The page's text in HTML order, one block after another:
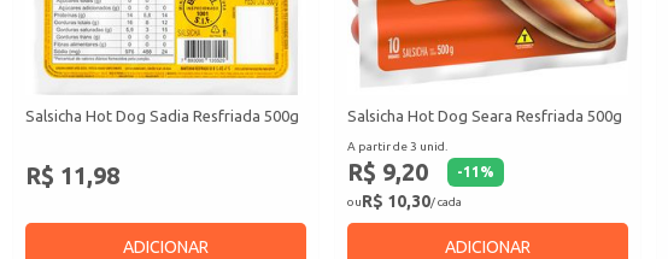
Salsicha Hot Dog Sadia Resfriada 500g
R$ 11,98
ADICIONAR
Salsicha Hot Dog Seara Resfriada 500g
A partir de 3 unid.
R$ 9,20 -11 %
ouR$ 10,30/ cada
ADICIONAR